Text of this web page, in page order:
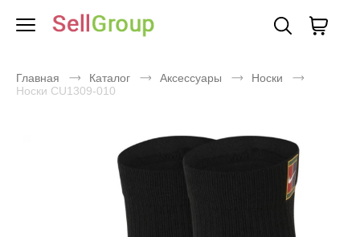
Главная Каталог Аксессуары
Носки
Носки CU1309-010